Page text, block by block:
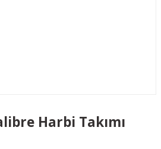
Harbi Takımı